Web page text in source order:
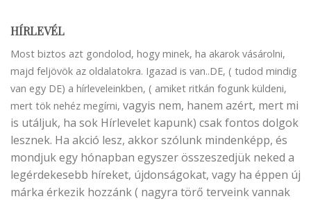
HÍRLEVÉL
Most biztos azt gondolod, hogy minek, ha akarok vásárolni,
majd feljövök az oldalatokra. Igazad is van..DE, ( tudod mindig
van egy DE) a hírleveleinkben, ( amiket ritkán fogunk küldeni,
mert tök nehéz megírni, vagyis nem, hanem azért, mert mi
is utáljuk, ha sok Hírlevelet kapunk) csak fontos dolgok
lesznek. Ha akció lesz, akkor szólunk mindenképp, és
mondjuk egy hónapban egyszer összeszedjük neked a
legérdekesebb híreket, újdonságokat, vagy ha éppen új
márka érkezik hozzánk ( nagyra törő terveink vannak